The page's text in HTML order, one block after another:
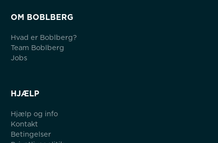
OM BOBLBERG
Hvad er Boblberg?
Team Boblberg
Jobs
HJÆLP
Hjælp og info
Kontakt
Betingelser